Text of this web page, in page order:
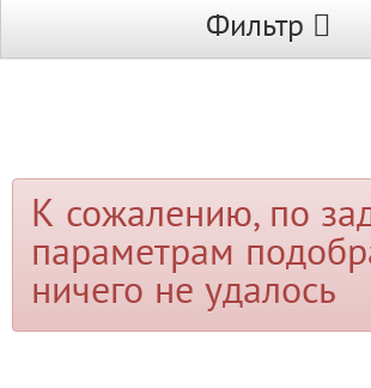
Фильтр
К сожалению, по
параметрам
ничего не удалось